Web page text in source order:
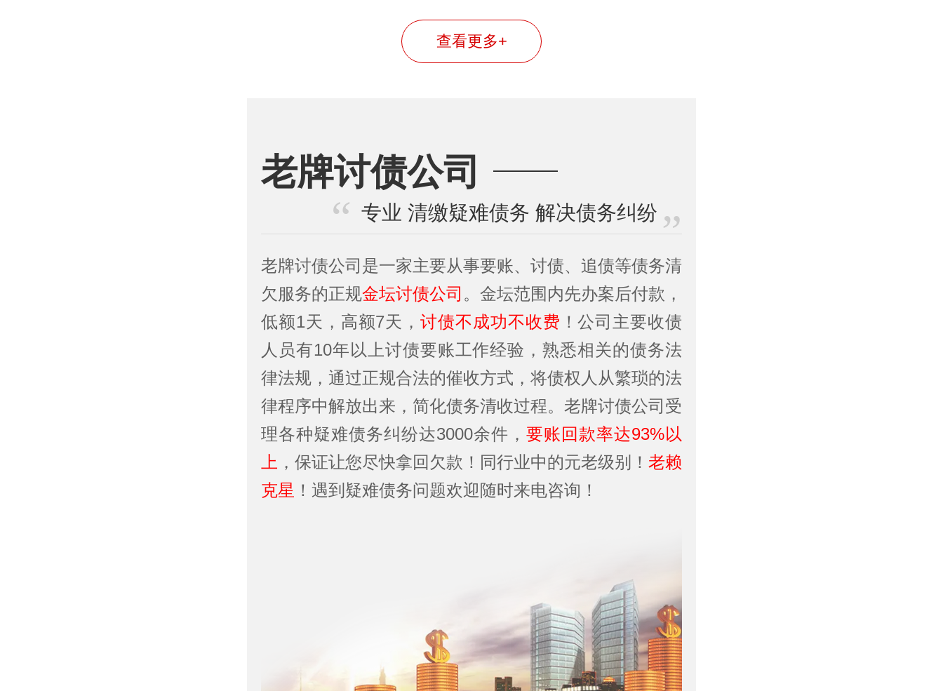
查看更多+
老牌讨债公司
专业 清缴疑难债务 解决债务纠纷
老牌讨债公司是一家主要从事要账、讨债、追债等债务清
欠服务的正规金坛讨债公司 。金坛范围内先办案后付款，
低额1天，高额7天，讨债不成功不收费 ！公司主要收债
人员有10年以上讨债要账工作经验，熟悉相关的债务法
律法规，通过正规合法的催收方式，将债权人从繁琐的法
律程序中解放出来，简化债务清收过程。老牌讨债公司受
理各种疑难债务纠纷达3000余件， 要账回款率达93%以
上 ，保证让您尽快拿回欠款！同行业中的元老级别！ 老赖
克星 ！遇到疑难债务问题欢迎随时来电咨询！